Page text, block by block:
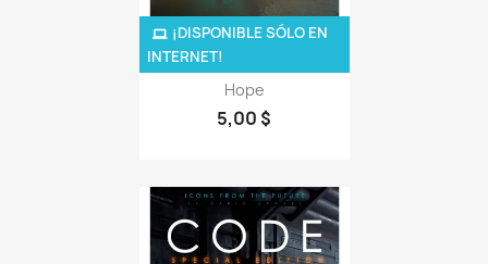
Hope
5,00 $
¡DISPONIBLE SÓLO EN
INTERNET!